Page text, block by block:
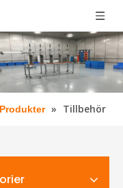
Produkter » Tillbehör